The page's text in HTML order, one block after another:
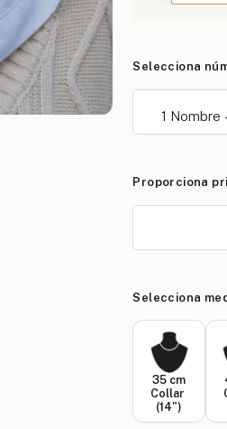
Selecciona
Proporciona
Selecciona
35 cm
Collar
(14")